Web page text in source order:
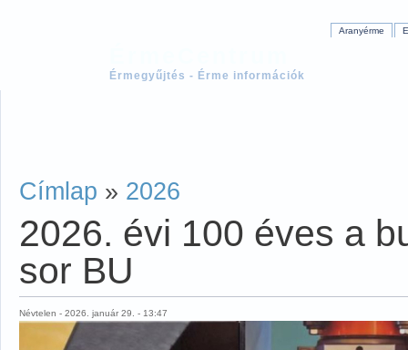
Érmegyűjtés - Érme információk
Aranyérme
Címlap » 2026
2026. évi 100 éves a
sor BU
Névtelen - 2026. január 29. - 13:47